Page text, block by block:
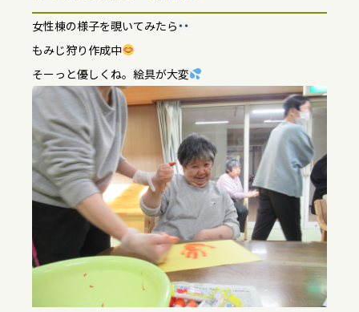
女性棟の様子を覗いてみたら
もみじ狩り作成中
そーっと優しくね。絵具が大変